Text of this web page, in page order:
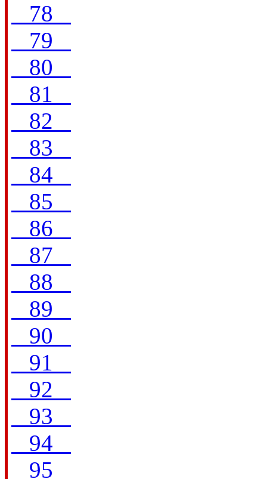
78
79
80
81
82
83
84
85
86
87
88
89
90
91
92
93
94
95